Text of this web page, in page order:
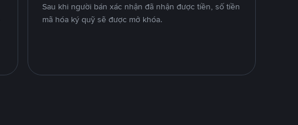
Sau khi người bán xác nhận đã nhận được tiền, số tiền
mã hóa ký quỹ sẽ được mở khóa.